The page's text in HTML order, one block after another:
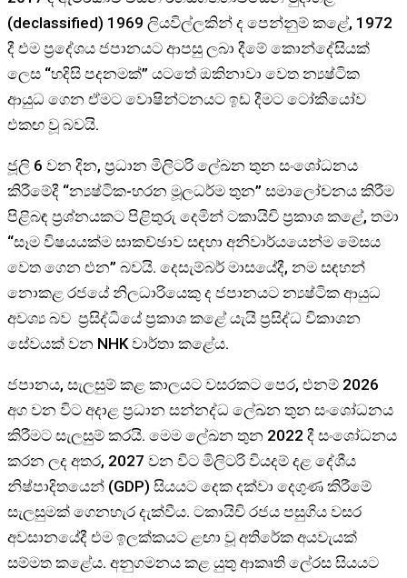
(declassified) 1969 ලියවිල්ලකින් ද පෙන්නුම් කළේ, 1972
දී එම ප්‍රදේශය ජපානයට ආපසු ලබා දීමේ කොන්දේසියක්
ලෙස “හදිසි පදනමක්” යටතේ ඔකිනාවා වෙත න්‍යෂ්ටික
ආයුධ ගෙන ඒමට වොෂින්ටනයට ඉඩ දීමට ටෝකියෝව
එකඟ වූ බවයි.
ජූලි 6 වන දින, ප්‍රධාන මිලිටරි ලේඛන තුන සංශෝධනය
කිරීමේදී “න්‍යෂ්ටික-හරන මූලධර්ම තුන” සමාලෝචනය කිරීම
පිළිබඳ ප්‍රශ්නයකට පිළිතුරු දෙමින් ටකායිචි ප්‍රකාශ කළේ, තමා
“සෑම විෂයයක්ම සාකච්ඡාව සඳහා අනිවාර්යයෙන්ම මේසය
වෙත ගෙන එන” බවයි. දෙසැම්බර් මාසයේදී, නම සඳහන්
නොකළ රජයේ නිලධාරියෙකු ද ජපානයට න්‍යෂ්ටික ආයුධ
අවශ්‍ය බව ප්‍රසිද්ධියේ ප්‍රකාශ කළේ යැයි ප්‍රසිද්ධ විකාශන
සේවයක් වන NHK වාර්තා කළේය.
ජපානය, සැලසුම් කළ කාලයට වසරකට පෙර, එනම් 2026
අග වන විට අදාළ ප්‍රධාන සන්නද්ධ ලේඛන තුන සංශෝධනය
කිරීමට සැලසුම් කරයි. මෙම ලේඛන තුන 2022 දී සංශෝධනය
කරන ලද අතර, 2027 වන විට මිලිටරි වියදම් දළ දේශීය
නිෂ්පාදිතයෙන් (GDP) සියයට දෙක දක්වා දෙගුණ කිරීමේ
සැලසුමක් ගෙනහැර දැක්වීය. ටකායිචි රජය පසුගිය වසර
අවසානයේදී එම ඉලක්කයට ළඟා වූ අතිරේක අයවැයක්
සම්මත කළේය. අනුගමනය කළ යුතු ආකෘති ල්‍රෙස සියයට